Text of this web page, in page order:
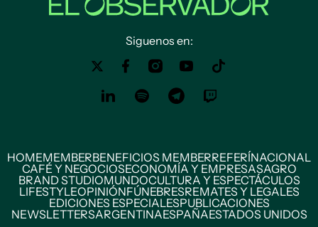
Siguenos en:
HOMEMEMBERBENEFICIOS MEMBERREFERÍNACIONAL
CAFÉ Y NEGOCIOSECONOMÍA Y EMPRESASAGRO
BRAND STUDIOMUNDOCULTURA Y ESPECTÁCULOS
LIFESTYLEOPINIÓNFÚNEBRESREMATES Y LEGALES
EDICIONES ESPECIALESPUBLICACIONES
NEWSLETTERSARGENTINAESPAÑAESTADOS UNIDOS